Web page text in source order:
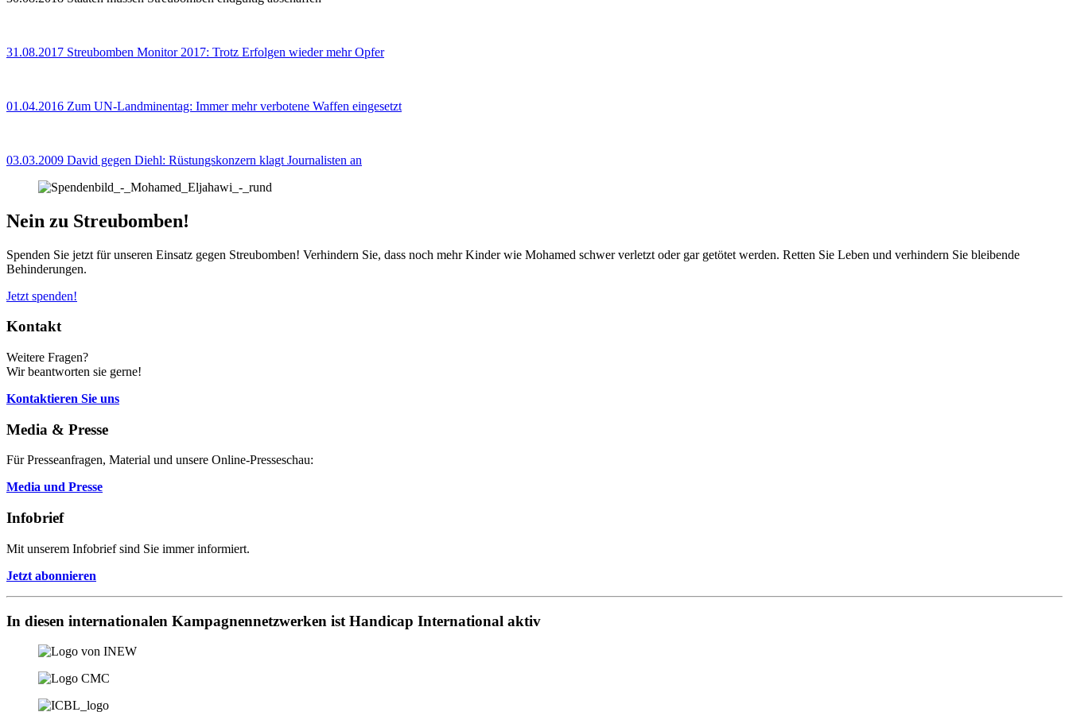
31.08.2017 Streubomben Monitor 2017: Trotz Erfolgen wieder mehr Opfer
01.04.2016 Zum UN-Landminentag: Immer mehr verbotene Waffen eingesetzt
03.03.2009 David gegen Diehl: Rüstungskonzern klagt Journalisten an
Nein zu Streubomben!
Spenden Sie jetzt für unseren Einsatz gegen Streubomben! Verhindern Sie, dass noch mehr Kinder wie Mohamed schwer verletzt oder gar getötet werden. Retten Sie Leben und verhindern Sie bleibende
Behinderungen.
Jetzt spenden!
Kontakt
Weitere Fragen?
Wir beantworten sie gerne!
Kontaktieren Sie uns
Media & Presse
Für Presseanfragen, Material und unsere Online-Presseschau:
Media und Presse
Infobrief
Mit unserem Infobrief sind Sie immer informiert.
Jetzt abonnieren
In diesen internationalen Kampagnennetzwerken ist Handicap International aktiv